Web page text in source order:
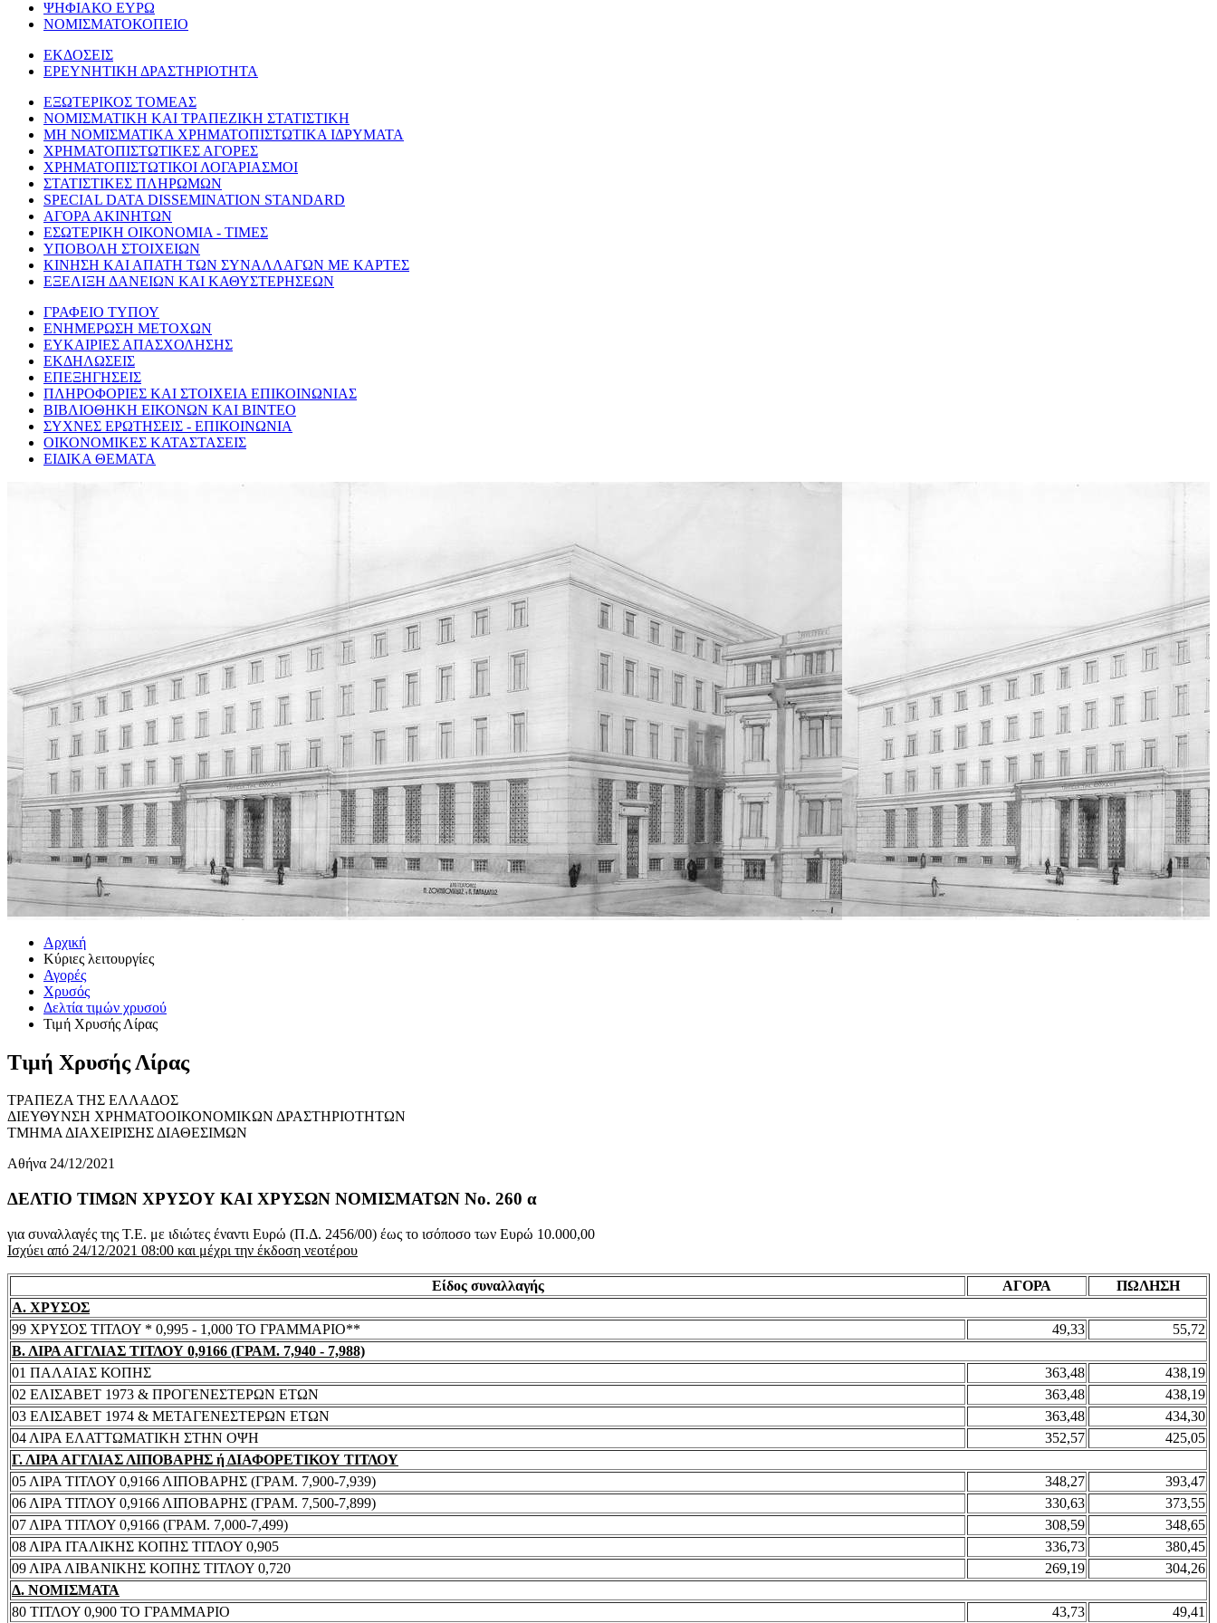
ΨΗΦΙΑΚΟ ΕΥΡΩ
ΝΟΜΙΣΜΑΤΟΚΟΠΕΙΟ
ΕΚΔΟΣΕΙΣ
ΕΡΕΥΝΗΤΙΚΗ ΔΡΑΣΤΗΡΙΟΤΗΤΑ
ΕΞΩΤΕΡΙΚΟΣ ΤΟΜΕΑΣ
ΝΟΜΙΣΜΑΤΙΚΗ ΚΑΙ ΤΡΑΠΕΖΙΚΗ ΣΤΑΤΙΣΤΙΚΗ
ΜΗ ΝΟΜΙΣΜΑΤΙΚΑ ΧΡΗΜΑΤΟΠΙΣΤΩΤΙΚΑ ΙΔΡΥΜΑΤΑ
ΧΡΗΜΑΤΟΠΙΣΤΩΤΙΚΕΣ ΑΓΟΡΕΣ
ΧΡΗΜΑΤΟΠΙΣΤΩΤΙΚΟΙ ΛΟΓΑΡΙΑΣΜΟΙ
ΣΤΑΤΙΣΤΙΚΕΣ ΠΛΗΡΩΜΩΝ
SPECIAL DATA DISSEMINATION STANDARD
ΑΓΟΡΑ ΑΚΙΝΗΤΩΝ
ΕΣΩΤΕΡΙΚΗ ΟΙΚΟΝΟΜΙΑ - ΤΙΜΕΣ
ΥΠΟΒΟΛΗ ΣΤΟΙΧΕΙΩΝ
ΚΙΝΗΣΗ ΚΑΙ ΑΠΑΤΗ ΤΩΝ ΣΥΝΑΛΛΑΓΩΝ ΜΕ ΚΑΡΤΕΣ
ΕΞΕΛΙΞΗ ΔΑΝΕΙΩΝ ΚΑΙ ΚΑΘΥΣΤΕΡΗΣΕΩΝ
ΓΡΑΦΕΙΟ ΤΥΠΟΥ
ΕΝΗΜΕΡΩΣΗ ΜΕΤΟΧΩΝ
ΕΥΚΑΙΡΙΕΣ ΑΠΑΣΧΟΛΗΣΗΣ
ΕΚΔΗΛΩΣΕΙΣ
ΕΠΕΞΗΓΗΣΕΙΣ
ΠΛΗΡΟΦΟΡΙΕΣ ΚΑΙ ΣΤΟΙΧΕΙΑ ΕΠΙΚΟΙΝΩΝΙΑΣ
ΒΙΒΛΙΟΘΗΚΗ ΕΙΚΟΝΩΝ ΚΑΙ ΒΙΝΤΕΟ
ΣΥΧΝΕΣ ΕΡΩΤΗΣΕΙΣ - ΕΠΙΚΟΙΝΩΝΙΑ
ΟΙΚΟΝΟΜΙΚΕΣ ΚΑΤΑΣΤΑΣΕΙΣ
ΕΙΔΙΚΑ ΘΕΜΑΤΑ
Αρχική
Κύριες λειτουργίες
Αγορές
Χρυσός
Δελτία τιμών χρυσού
Τιμή Χρυσής Λίρας
Τιμή Χρυσής Λίρας
ΤΡΑΠΕΖΑ ΤΗΣ ΕΛΛΑΔΟΣ
ΔΙΕΥΘΥΝΣΗ ΧΡΗΜΑΤΟΟΙΚΟΝΟΜΙΚΩΝ ΔΡΑΣΤΗΡΙΟΤΗΤΩΝ
ΤΜΗΜΑ ΔΙΑΧΕΙΡΙΣΗΣ ΔΙΑΘΕΣΙΜΩΝ
Αθήνα 24/12/2021
ΔΕΛΤΙΟ ΤΙΜΩΝ ΧΡΥΣΟΥ ΚΑΙ ΧΡΥΣΩΝ ΝΟΜΙΣΜΑΤΩΝ No. 260 α
για συναλλαγές της Τ.Ε. με ιδιώτες έναντι Ευρώ (Π.Δ. 2456/00) έως το ισόποσο των Ευρώ 10.000,00
Ισχύει από 24/12/2021 08:00 και μέχρι την έκδοση νεοτέρου
Είδος συναλλαγής ΑΓΟΡΑ
ΠΩΛΗΣΗ
Α. ΧΡΥΣΟΣ
99 ΧΡΥΣΟΣ ΤΙΤΛΟΥ * 0,995 - 1,000 ΤΟ ΓΡΑΜΜΑΡΙΟ**
49,33
55,72
Β. ΛΙΡΑ ΑΓΓΛΙΑΣ ΤΙΤΛΟΥ 0,9166 (ΓΡΑΜ. 7,940 - 7,988)
01 ΠΑΛΑΙΑΣ ΚΟΠΗΣ
363,48
438,19
02 ΕΛΙΣΑΒΕΤ 1973 & ΠΡΟΓΕΝΕΣΤΕΡΩΝ ΕΤΩΝ
363,48
438,19
03 ΕΛΙΣΑΒΕΤ 1974 & ΜΕΤΑΓΕΝΕΣΤΕΡΩΝ ΕΤΩΝ
363,48
434,30
04 ΛΙΡΑ ΕΛΑΤΤΩΜΑΤΙΚΗ ΣΤΗΝ ΟΨΗ
352,57
425,05
Γ. ΛΙΡΑ ΑΓΓΛΙΑΣ ΛΙΠΟΒΑΡΗΣ ή ΔΙΑΦΟΡΕΤΙΚΟΥ ΤΙΤΛΟΥ
05 ΛΙΡΑ ΤΙΤΛΟΥ 0,9166 ΛΙΠΟΒΑΡΗΣ (ΓΡΑΜ. 7,900-7,939)
348,27
393,47
06 ΛΙΡΑ ΤΙΤΛΟΥ 0,9166 ΛΙΠΟΒΑΡΗΣ (ΓΡΑΜ. 7,500-7,899)
330,63
373,55
07 ΛΙΡΑ ΤΙΤΛΟΥ 0,9166 (ΓΡΑΜ. 7,000-7,499)
308,59
348,65
08 ΛΙΡΑ ΙΤΑΛΙΚΗΣ ΚΟΠΗΣ ΤΙΤΛΟΥ 0,905
336,73
380,45
09 ΛΙΡΑ ΛΙΒΑΝΙΚΗΣ ΚΟΠΗΣ ΤΙΤΛΟΥ 0,720
269,19
304,26
Δ. ΝΟΜΙΣΜΑΤΑ
80 ΤΙΤΛΟΥ 0,900 ΤΟ ΓΡΑΜΜΑΡΙΟ
43,73 49,41